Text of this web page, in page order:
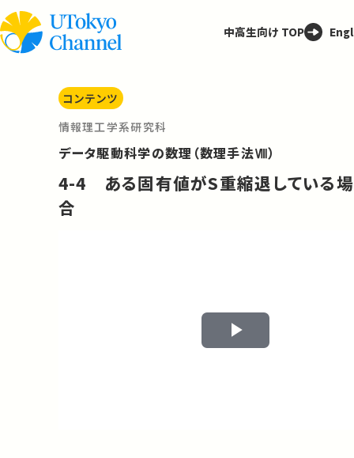
中高生向け TOP
コンテンツ
情報理工学系研究科
データ駆動科学の数理（数理手法Ⅷ）
4-4 ある固有値がS重縮退している場
合
Play